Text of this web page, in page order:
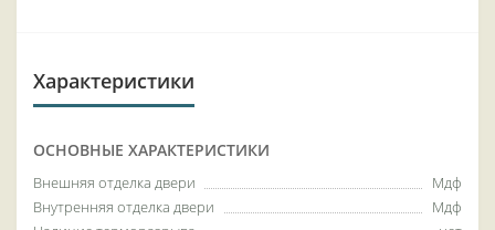
Характеристики
ОСНОВНЫЕ ХАРАКТЕРИСТИКИ
Внешняя отделка двери
Мдф
Внутренняя отделка двери
Мдф